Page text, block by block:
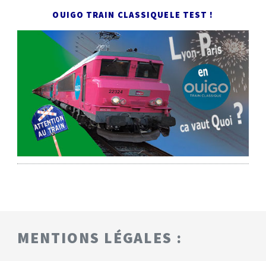
OUIGO TRAIN CLASSIQUE LE TEST !
MENTIONS LÉGALES :